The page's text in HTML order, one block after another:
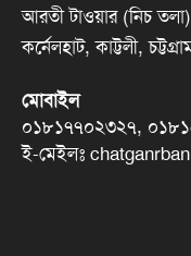
আরতী টাওয়ার (নিচ
কর্নেলহাট, কাট্টলী,
মোবাইল
০১৮১৭৭০২৩২৭,
ই-মেইলঃ